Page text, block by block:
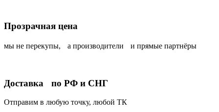
Прозрачная цена
мы не перекупы, а производители и прямые партнёры
Доставка по РФ и СНГ
Отправим в любую точку, любой ТК